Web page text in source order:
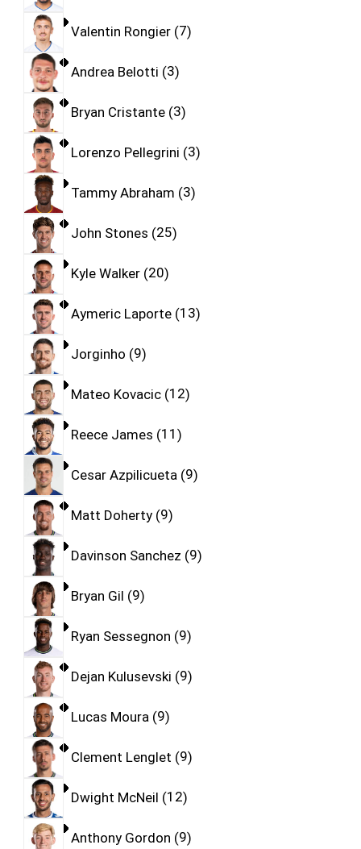
Valentin Rongier 7
Andrea Belotti 3
Bryan Cristante 3
Lorenzo Pellegrini 3
Tammy Abraham 3
John Stones 25
Kyle Walker 20
Aymeric Laporte 13
Jorginho 9
Mateo Kovacic 12
Reece James 11
Cesar Azpilicueta 9
Matt Doherty 9
Davinson Sanchez 9
Bryan Gil 9
Ryan Sessegnon 9
Dejan Kulusevski 9
Lucas Moura 9
Clement Lenglet 9
Dwight McNeil 12
Anthony Gordon 9